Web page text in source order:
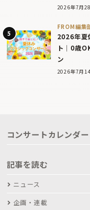
2026年7月
FROM編集
2026年夏
ト｜0歳
ン
2026年7月
コンサートカレンダー
記事を読む
ニュース
企画・連載